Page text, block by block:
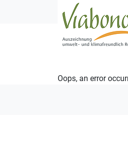
Oops, an error